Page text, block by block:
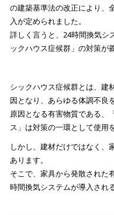
の建築基準法の改正により、
入が定められました。
詳しく言うと、24時間換気シ
ックハウス症候群」の対策が
シックハウス症候群とは、建
因となり、あらゆる体調不良
原因となる有害物質である、
ス」は対策の一環として使用
しかし、建材だけではなく、
あります。
そこで、家具から発散された
時間換気システムが導入され